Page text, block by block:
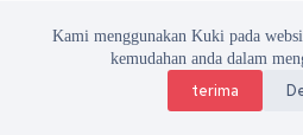
Kami menggunakan Kuki pada
kemudahan anda dalam
terima